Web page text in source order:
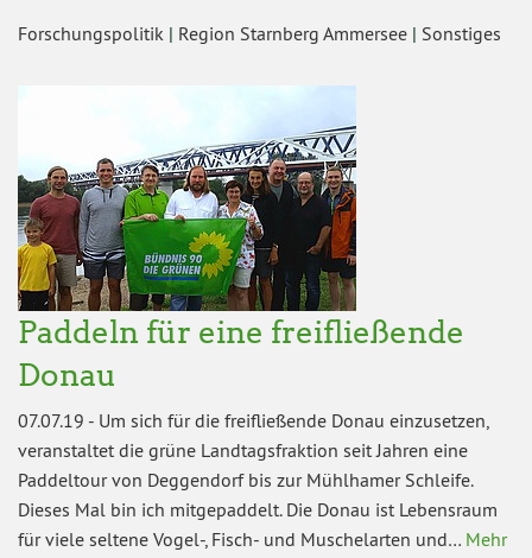
Forschungspolitik | Region Starnberg Ammersee | Sonstiges
Paddeln für eine freifließende
Donau
07.07.19 - Um sich für die freifließende Donau einzusetzen,
veranstaltet die grüne Landtagsfraktion seit Jahren eine
Paddeltour von Deggendorf bis zur Mühlhamer Schleife.
Dieses Mal bin ich mitgepaddelt. Die Donau ist Lebensraum
für viele seltene Vogel-, Fisch- und Muschelarten und… Mehr